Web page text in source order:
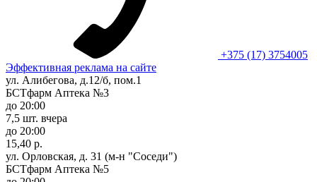
+375 (17) 3754005
Эффективная реклама на сайте
ул. Алибегова, д.12/б, пом.1
БСТфарм Аптека №3
до 20:00
7,5 шт. вчера
до 20:00
15,40 р.
ул. Орловская, д. 31 (м-н "Соседи")
БСТфарм Аптека №5